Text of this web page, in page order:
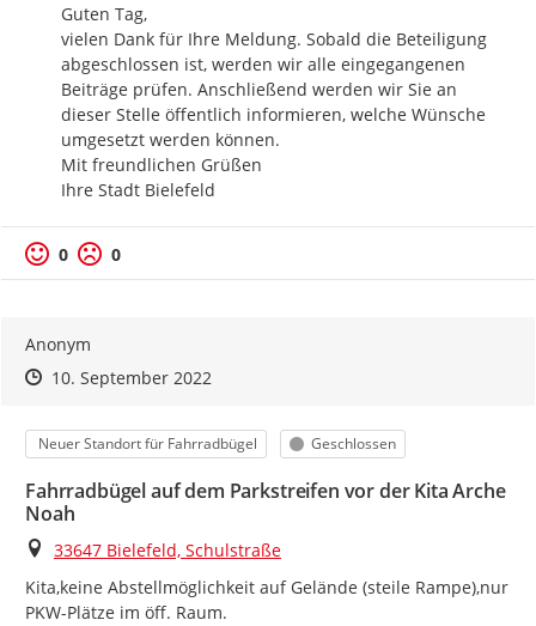
Guten Tag,
vielen Dank für Ihre Meldung. Sobald die Beteiligung
abgeschlossen ist, werden wir alle eingegangenen
Beiträge prüfen. Anschließend werden wir Sie an
dieser Stelle öffentlich informieren, welche Wünsche
umgesetzt werden können.
Mit freundlichen Grüßen
Ihre Stadt Bielefeld
Positive Bewertung
0 Negative Bewertung
0
Anonym
Zeitpunkt des Erstellens
Zeitpunkt des Erstellens
10. September 2022Zur Äußerung
Kategorie
Neuer Standort für Fahrradbügel Status
Geschlossen
Fahrradbügel auf dem Parkstreifen vor der Kita Arche
Noah
Ort
33647 Bielefeld, Schulstraße
Kita,keine Abstellmöglichkeit auf Gelände (steile Rampe),nur
PKW-Plätze im öff. Raum.